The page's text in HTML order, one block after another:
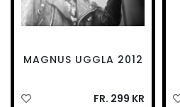
MAGNUS UGGLA 2012
FR. 299 KR